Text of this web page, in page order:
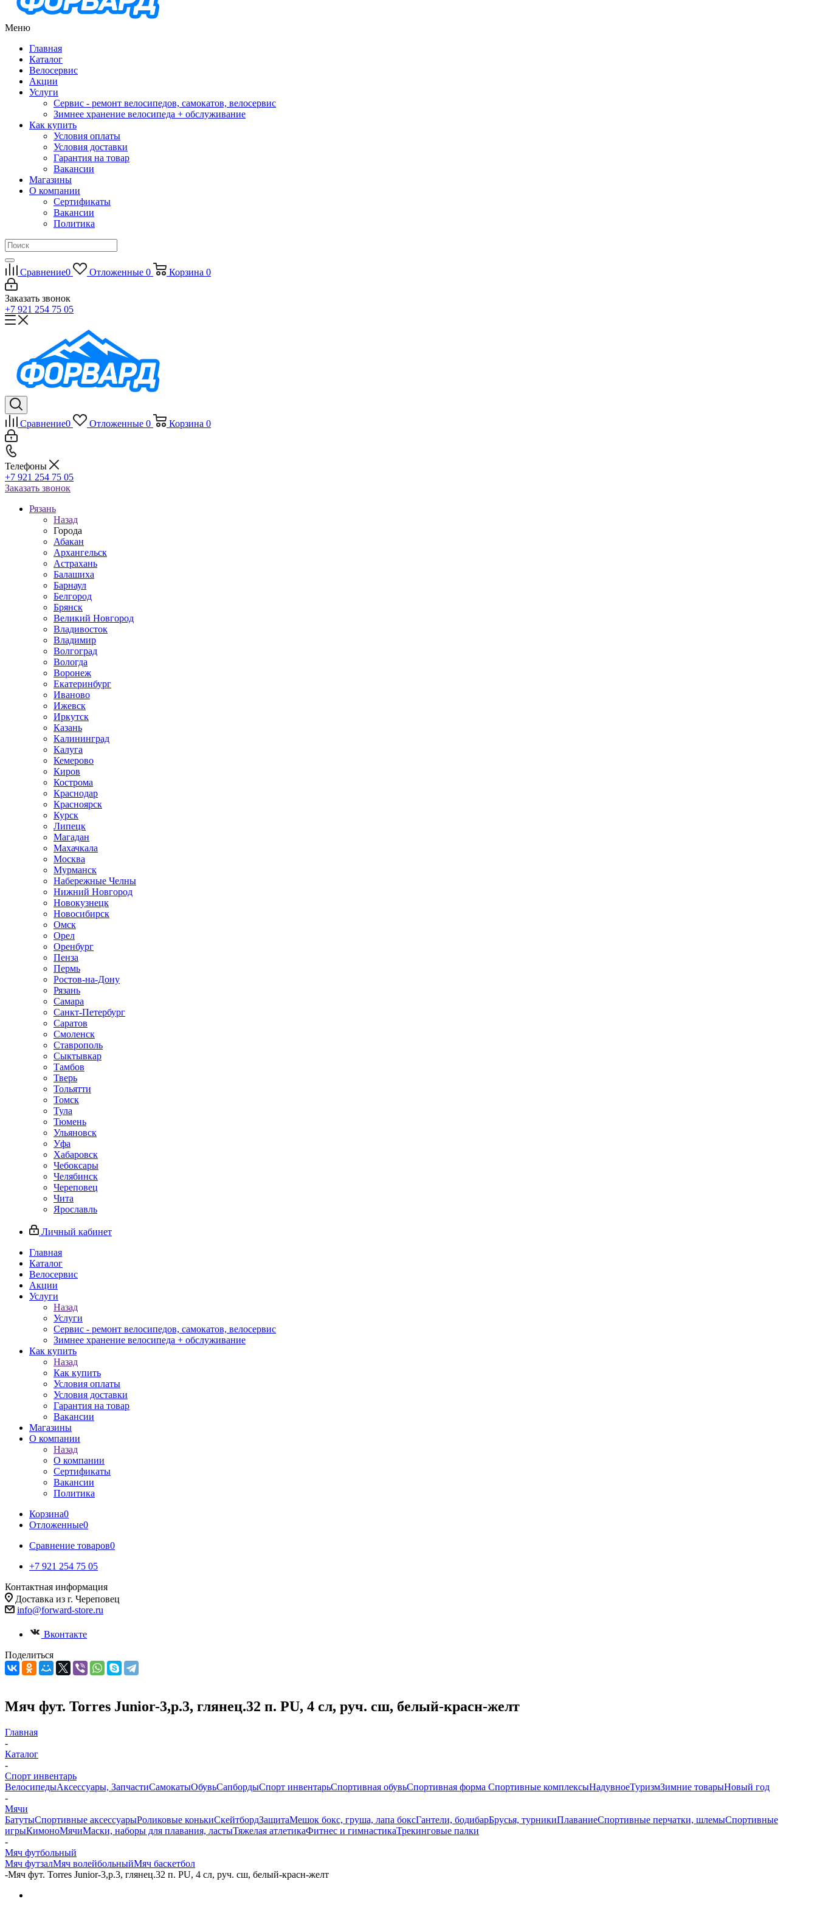
Меню
Главная
Каталог
Велосервис
Акции
Услуги
Сервис - ремонт велосипедов, самокатов, велосервис
Зимнее хранение велосипеда + обслуживание
Как купить
Условия оплаты
Условия доставки
Гарантия на товар
Вакансии
Магазины
О компании
Сертификаты
Вакансии
Политика
Сравнение0 Отложенные 0 Корзина 0
Заказать звонок
+7 921 254 75 05
Сравнение0 Отложенные 0 Корзина 0
Телефоны
+7 921 254 75 05
Заказать звонок
Рязань
Назад
Города
Абакан
Архангельск
Астрахань
Балашиха
Барнаул
Белгород
Брянск
Великий Новгород
Владивосток
Владимир
Волгоград
Вологда
Воронеж
Екатеринбург
Иваново
Ижевск
Иркутск
Казань
Калининград
Калуга
Кемерово
Киров
Кострома
Краснодар
Красноярск
Курск
Липецк
Магадан
Махачкала
Москва
Мурманск
Набережные Челны
Нижний Новгород
Новокузнецк
Новосибирск
Омск
Орел
Оренбург
Пенза
Пермь
Ростов-на-Дону
Рязань
Самара
Санкт-Петербург
Саратов
Смоленск
Ставрополь
Сыктывкар
Тамбов
Тверь
Тольятти
Томск
Тула
Тюмень
Ульяновск
Уфа
Хабаровск
Чебоксары
Челябинск
Череповец
Чита
Ярославль
Личный кабинет
Главная
Каталог
Велосервис
Акции
Услуги
Назад
Услуги
Сервис - ремонт велосипедов, самокатов, велосервис
Зимнее хранение велосипеда + обслуживание
Как купить
Назад
Как купить
Условия оплаты
Условия доставки
Гарантия на товар
Вакансии
Магазины
О компании
Назад
О компании
Сертификаты
Вакансии
Политика
Корзина0
Отложенные0
Сравнение товаров0
+7 921 254 75 05
Контактная информация
Доставка из г. Череповец
info@forward-store.ru
Вконтакте
Поделиться
Мяч фут. Torres Junior-3,р.3, глянец.32 п. PU, 4 сл, руч. сш, белый-красн-желт
Главная
-
Каталог
-
Спорт инвентарь
ВелосипедыАксессуары, ЗапчастиСамокатыОбувьСапбордыСпорт инвентарьСпортивная обувьСпортивная форма Спортивные комплексыНадувноеТуризмЗимние товарыНовый год
-
Мячи
БатутыСпортивные аксессуарыРоликовые конькиСкейтбордЗащитаМешок бокс, груша, лапа боксГантели, бодибарБрусья, турникиПлаваниеСпортивные перчатки, шлемыСпортивные
игрыКимоноМячиМаски, наборы для плавания, ластыТяжелая атлетикаФитнес и гимнастикаТрекинговые палки
-
Мяч футбольный
Мяч футзалМяч волейбольныйМяч баскетбол
-Мяч фут. Torres Junior-3,р.3, глянец.32 п. PU, 4 сл, руч. сш, белый-красн-желт